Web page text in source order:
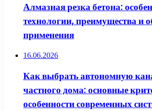
Алмазная резка бетона:
технологии, преимущества и
применения
16.06.2026
Как выбрать автономную
частного дома: основные
особенности современных